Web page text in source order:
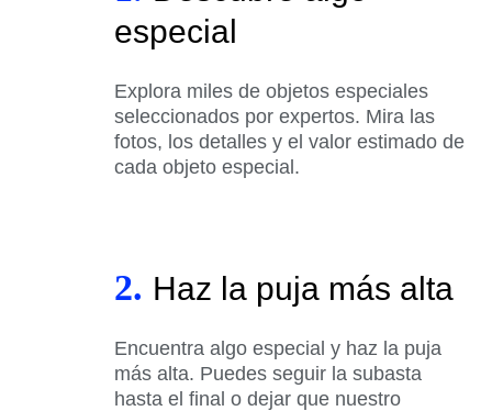
especial
Explora miles de objetos especiales
seleccionados por expertos. Mira las
fotos, los detalles y el valor estimado de
cada objeto especial.
2. Haz la puja más alta
Encuentra algo especial y haz la puja
más alta. Puedes seguir la subasta
hasta el final o dejar que nuestro